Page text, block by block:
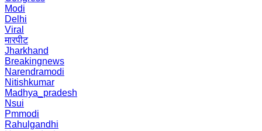
Modi
Delhi
Viral
मारपीट
Jharkhand
Breakingnews
Narendramodi
Nitishkumar
Madhya_pradesh
Nsui
Pmmodi
Rahulgandhi